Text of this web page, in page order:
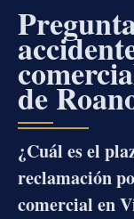
de
¿Cuál es el
reclamación
comercial en